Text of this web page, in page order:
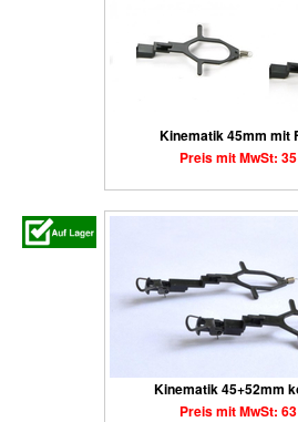
Kinematik 45mm mit
Preis mit MwSt:
Kinematik 45+52mm
Preis mit MwSt: